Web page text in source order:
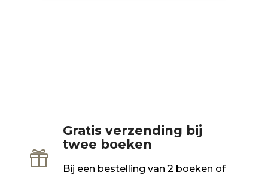

Gratis verzending bij
twee boeken
Bij een bestelling van 2 boeken of